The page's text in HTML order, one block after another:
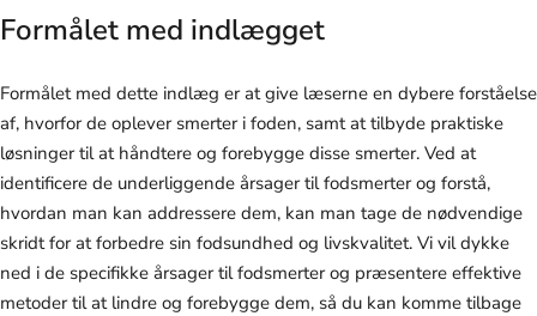
Formålet med indlægget
Formålet med dette indlæg er at give læserne en dybere forståelse
af, hvorfor de oplever smerter i foden, samt at tilbyde praktiske
løsninger til at håndtere og forebygge disse smerter. Ved at
identificere de underliggende årsager til fodsmerter og forstå,
hvordan man kan addressere dem, kan man tage de nødvendige
skridt for at forbedre sin fodsundhed og livskvalitet. Vi vil dykke
ned i de specifikke årsager til fodsmerter og præsentere effektive
metoder til at lindre og forebygge dem, så du kan komme tilbage